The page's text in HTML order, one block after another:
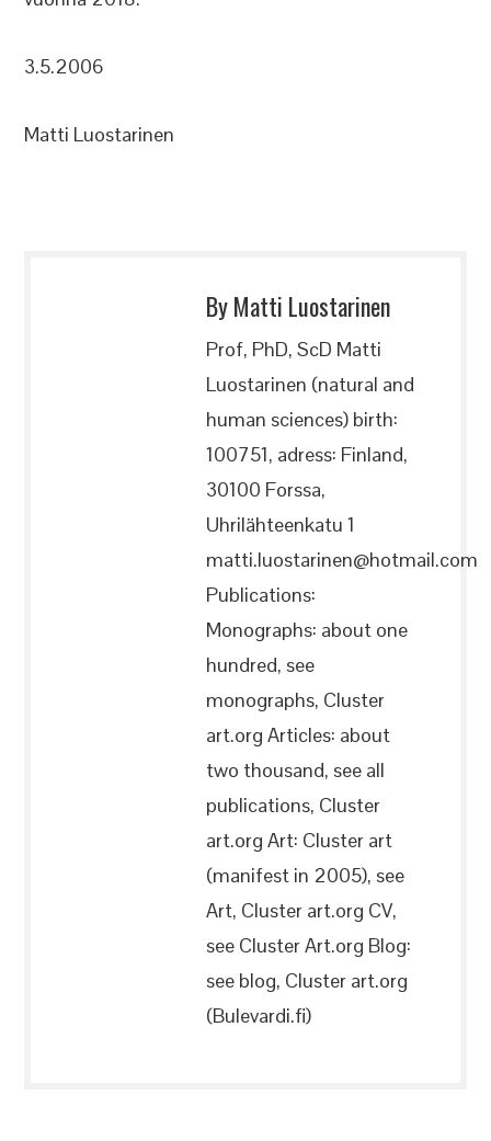
3.5.2006
Matti Luostarinen
By Matti Luostarinen
Prof, PhD, ScD Matti
Luostarinen (natural and
human sciences) birth:
100751, adress: Finland,
30100 Forssa,
Uhrilähteenkatu 1
matti.luostarinen@hotmail.com
Publications:
Monographs: about one
hundred, see
monographs, Cluster
art.org Articles: about
two thousand, see all
publications, Cluster
art.org Art: Cluster art
(manifest in 2005), see
Art, Cluster art.org CV,
see Cluster Art.org Blog:
see blog, Cluster art.org
(Bulevardi.fi)